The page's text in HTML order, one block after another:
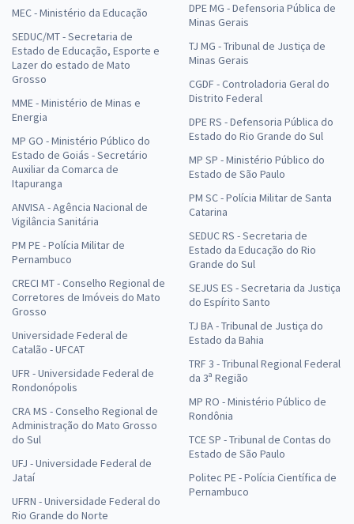
MEC - Ministério da Educação
SEDUC/MT - Secretaria de
Estado de Educação, Esporte e
Lazer do estado de Mato
Grosso
MME - Ministério de Minas e
Energia
MP GO - Ministério Público do
Estado de Goiás - Secretário
Auxiliar da Comarca de
Itapuranga
ANVISA - Agência Nacional de
Vigilância Sanitária
PM PE - Polícia Militar de
Pernambuco
CRECI MT - Conselho Regional de
Corretores de Imóveis do Mato
Grosso
Universidade Federal de
Catalão - UFCAT
UFR - Universidade Federal de
Rondonópolis
CRA MS - Conselho Regional de
Administração do Mato Grosso
do Sul
UFJ - Universidade Federal de
Jataí
UFRN - Universidade Federal do
Rio Grande do Norte
DPE MG - Defensoria Pública de
Minas Gerais
TJ MG - Tribunal de Justiça de
Minas Gerais
CGDF - Controladoria Geral do
Distrito Federal
DPE RS - Defensoria Pública do
Estado do Rio Grande do Sul
MP SP - Ministério Público do
Estado de São Paulo
PM SC - Polícia Militar de Santa
Catarina
SEDUC RS - Secretaria de
Estado da Educação do Rio
Grande do Sul
SEJUS ES - Secretaria da Justiça
do Espírito Santo
TJ BA - Tribunal de Justiça do
Estado da Bahia
TRF 3 - Tribunal Regional Federal
da 3ª Região
MP RO - Ministério Público de
Rondônia
TCE SP - Tribunal de Contas do
Estado de São Paulo
Politec PE - Polícia Científica de
Pernambuco